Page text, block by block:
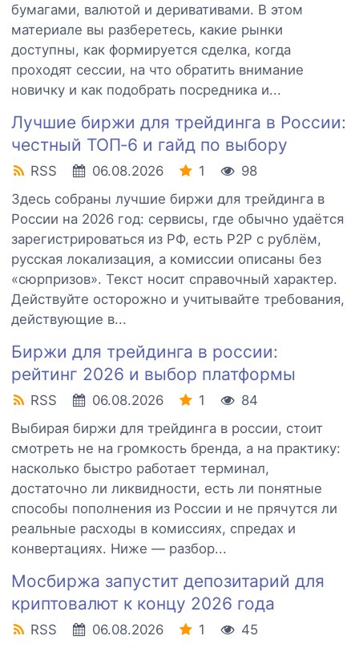
бумагами, валютой и деривативами. В этом
материале вы разберетесь, какие рынки
доступны, как формируется сделка, когда
проходят сессии, на что обратить внимание
новичку и как подобрать посредника и...
Лучшие биржи для трейдинга в России:
честный ТОП‑6 и гайд по выбору
RSS 06.08.2026 1
98
Здесь собраны лучшие биржи для трейдинга в
России на 2026 год: сервисы, где обычно удаётся
зарегистрироваться из РФ, есть P2P с рублём,
русская локализация, а комиссии описаны без
«сюрпризов». Текст носит справочный характер.
Действуйте осторожно и учитывайте требования,
действующие в...
Биржи для трейдинга в россии:
рейтинг 2026 и выбор платформы
RSS 06.08.2026 1
84
Выбирая биржи для трейдинга в россии, стоит
смотреть не на громкость бренда, а на практику:
насколько быстро работает терминал,
достаточно ли ликвидности, есть ли понятные
способы пополнения из России и не прячутся ли
реальные расходы в комиссиях, спредах и
конвертациях. Ниже — разбор...
Мосбиржа запустит депозитарий для
криптовалют к концу 2026 года
RSS 06.08.2026 1
45